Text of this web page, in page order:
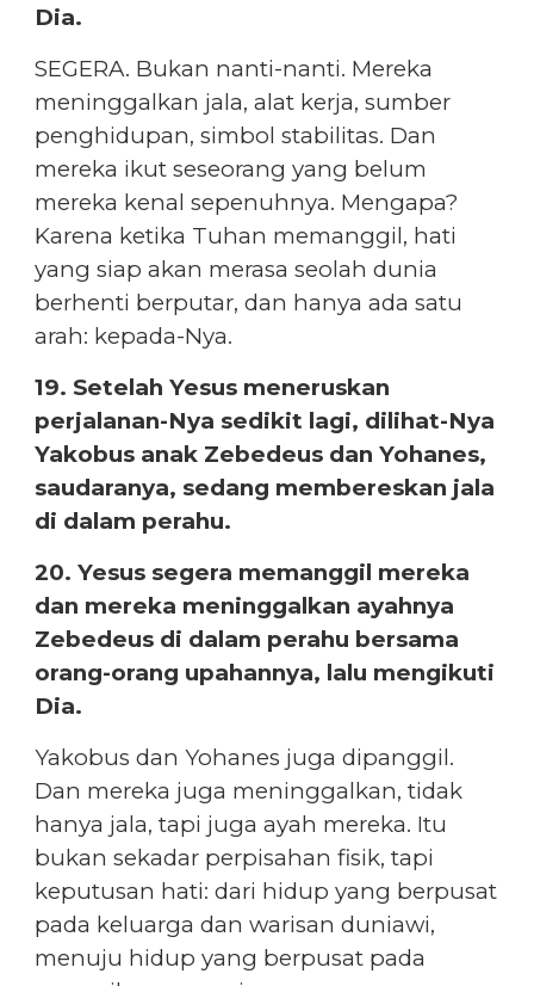
Dia.
SEGERA. Bukan nanti-nanti. Mereka
meninggalkan jala, alat kerja, sumber
penghidupan, simbol stabilitas. Dan
mereka ikut seseorang yang belum
mereka kenal sepenuhnya. Mengapa?
Karena ketika Tuhan memanggil, hati
yang siap akan merasa seolah dunia
berhenti berputar, dan hanya ada satu
arah: kepada-Nya.
19. Setelah Yesus meneruskan
perjalanan-Nya sedikit lagi, dilihat-Nya
Yakobus anak Zebedeus dan Yohanes,
saudaranya, sedang membereskan jala
di dalam perahu.
20. Yesus segera memanggil mereka
dan mereka meninggalkan ayahnya
Zebedeus di dalam perahu bersama
orang-orang upahannya, lalu mengikuti
Dia.
Yakobus dan Yohanes juga dipanggil.
Dan mereka juga meninggalkan, tidak
hanya jala, tapi juga ayah mereka. Itu
bukan sekadar perpisahan fisik, tapi
keputusan hati: dari hidup yang berpusat
pada keluarga dan warisan duniawi,
menuju hidup yang berpusat pada